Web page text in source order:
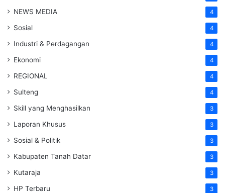
NEWS MEDIA 4
Sosial 4
Industri & Perdagangan 4
Ekonomi 4
REGIONAL 4
Sulteng 4
Skill yang Menghasilkan 3
Laporan Khusus 3
Sosial & Politik 3
Kabupaten Tanah Datar 3
Kutaraja 3
HP Terbaru 3